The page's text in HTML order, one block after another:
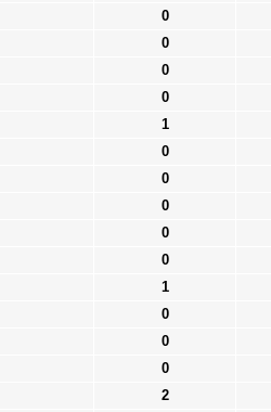
0
0
0
0
1
0
0
0
0
0
1
0
0
0
2